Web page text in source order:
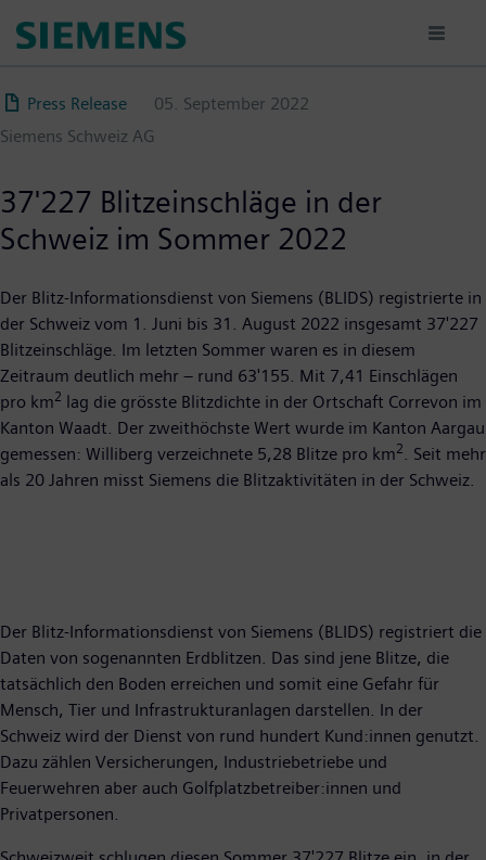
zum
Press Release
05. September 2022
Siemens Schweiz AG
37'227 Blitzeinschläge in der
Schweiz im Sommer 2022
Der Blitz-Informationsdienst von Siemens (BLIDS) registrierte in
der Schweiz vom 1. Juni bis 31. August 2022 insgesamt 37'227
Blitzeinschläge. Im letzten Sommer waren es in diesem
Zeitraum deutlich mehr – rund 63'155. Mit 7,41 Einschlägen
pro km2 lag die grösste Blitzdichte in der Ortschaft Correvon im
Kanton Waadt. Der zweithöchste Wert wurde im Kanton Aargau
gemessen: Williberg verzeichnete 5,28 Blitze pro km2. Seit mehr
als 20 Jahren misst Siemens die Blitzaktivitäten in der Schweiz.
Der Blitz-Informationsdienst von Siemens (BLIDS) registriert die
Daten von sogenannten Erdblitzen. Das sind jene Blitze, die
tatsächlich den Boden erreichen und somit eine Gefahr für
Mensch, Tier und Infrastrukturanlagen darstellen. In der
Schweiz wird der Dienst von rund hundert Kund:innen genutzt.
Dazu zählen Versicherungen, Industriebetriebe und
Feuerwehren aber auch Golfplatzbetreiber:innen und
Privatpersonen.